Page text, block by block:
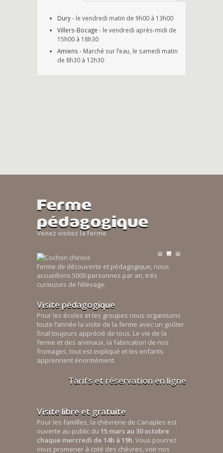
Dury- le vendredi matin de 9h00 à 13h00
Villers-Bocage - le vendredi après-midi de
15h00 à 18h30
Amiens - Marché sur l’eau, le samedi matin
de 8h30 à 12h30
Ferme
pédagogique
Venez visitez la ferme
Ferme de découverte et pédagogique, nous
accueillons 5000 personnes par an, trés
curieuses de l’élevage.
Visite pédagogique
Pour les écoles et les groupes nous organisons
toute l’année la visite de la ferme avec un goûter
final toujours apprécié de tous. Le vie de la
ferme et des animaux, la fabrication de nos
fromages, tout est expliqué et les enfants
apprennent énormément.
Tarifs et réservation en ligne
Visite libre et gratuite
Pour les familles, la chèvrerie de Canaples est
ouverte au public du 15 mars au 30 octobre
chaque mercredi de 14h à 19h. Vous pourrez
vous promener à coté des chèvres, voir nos